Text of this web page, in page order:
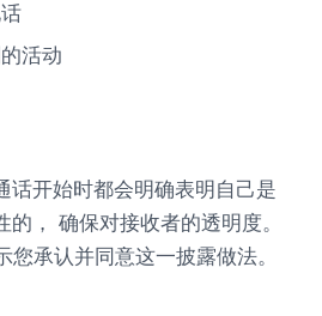
活动
话开始时都会明确表明自己是
， 确保对接收者的透明度。
承认并同意这一披露做法。